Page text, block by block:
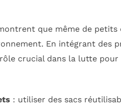
que même de
En intégrant des
crucial dans la lutte
: utiliser des sacs